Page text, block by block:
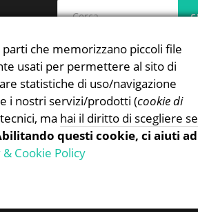
che memorizzano piccoli file
usati per permettere al sito di
statistiche di uso/navigazione
i nostri servizi/prodotti (cookie di
ma hai il diritto di scegliere se
questi cookie, ci aiuti ad
& Cookie Policy